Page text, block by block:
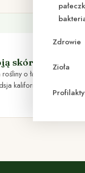
Zdrowie
Zioła
skórę
o łacińskiej
kalifornijska),